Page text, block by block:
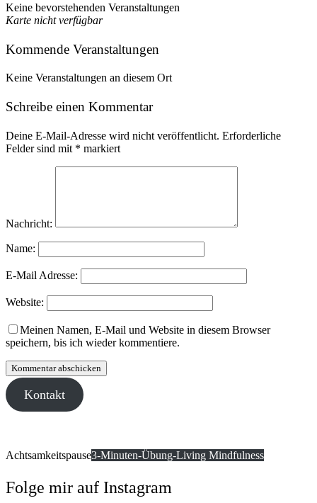
Keine bevorstehenden Veranstaltungen
Karte nicht verfügbar
Kommende Veranstaltungen
Keine Veranstaltungen an diesem Ort
Schreibe einen Kommentar
Deine E-Mail-Adresse wird nicht veröffentlicht. Erforderliche
Felder sind mit * markiert
Nachricht:
Name:
E-Mail Adresse:
Website:
Meinen Namen, E-Mail und Website in diesem Browser
speichern, bis ich wieder kommentiere.
Kontakt
Achtsamkeitspause3-Minuten-Übung-Living Mindfulness
Folge mir auf Instagram